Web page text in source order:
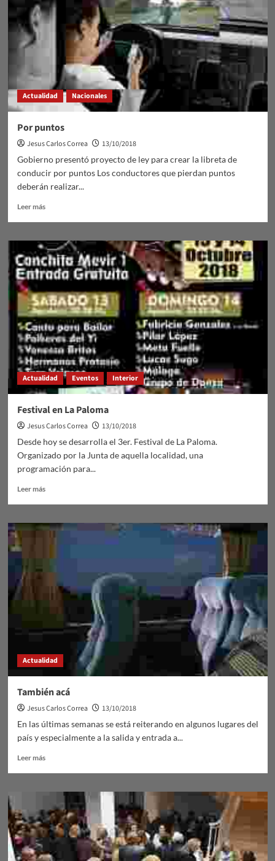
Actualidad Nacionales
Por puntos
Jesus Carlos Correa
13/10/2018
Gobierno presentó proyecto de ley para crear la libreta de
conducir por puntos Los conductores que pierdan puntos
deberán realizar...
Leer másLeer
Por
puntos
Actualidad Eventos Interior
Festival en La Paloma
Jesus Carlos Correa
13/10/2018
Desde hoy se desarrolla el 3er. Festival de La Paloma.
Organizado por la Junta de aquella localidad, una
programación para...
Leer másLeer
Festival
en
La
Paloma
Actualidad
También acá
Jesus Carlos Correa
13/10/2018
En las últimas semanas se está reiterando en algunos lugares del
país y especialmente a la salida y entrada a...
Leer másLeer
También